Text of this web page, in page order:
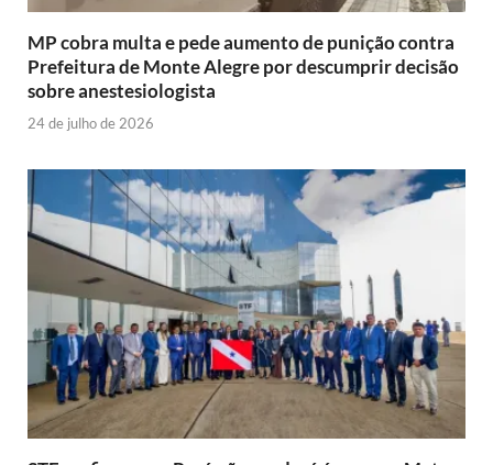
MP cobra multa e pede aumento de punição contra
Prefeitura de Monte Alegre por descumprir decisão
sobre anestesiologista
24 de julho de 2026